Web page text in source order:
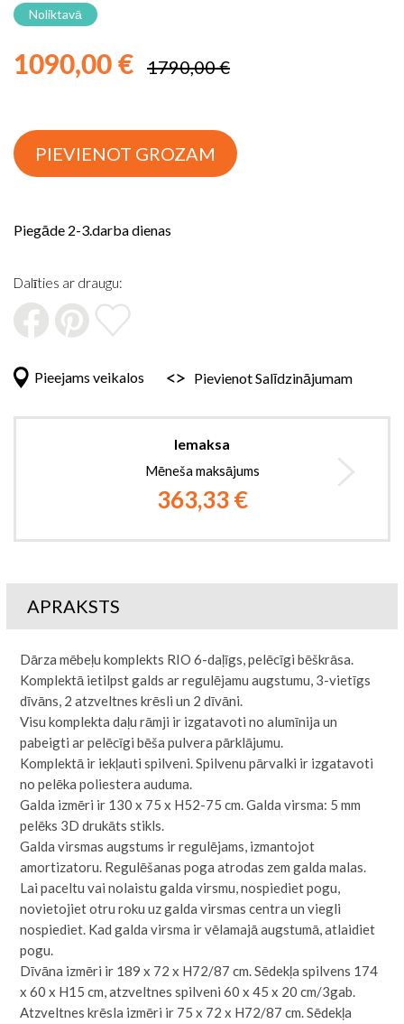
uz
galerijas
Noliktavā
1090,00 € 1790,00 €
PIEVIENOT GROZAM
Piegāde 2-3.darba dienas
Dalīties ar draugu:
Pieejams veikalos Pievienot Salīdzinājumam
Iemaksa
Mēneša maksājums
363,33 €
APRAKSTS
Dārza mēbeļu komplekts RIO 6-daļīgs, pelēcīgi bēškrāsa.
Komplektā ietilpst galds ar regulējamu augstumu, 3-vietīgs
dīvāns, 2 atzveltnes krēsli un 2 dīvāni.
Visu komplekta daļu rāmji ir izgatavoti no alumīnija un
pabeigti ar pelēcīgi bēša pulvera pārklājumu.
Komplektā ir iekļauti spilveni. Spilvenu pārvalki ir izgatavoti
no pelēka poliestera auduma.
Galda izmēri ir 130 x 75 x H52-75 cm. Galda virsma: 5 mm
pelēks 3D drukāts stikls.
Galda virsmas augstums ir regulējams, izmantojot
amortizatoru. Regulēšanas poga atrodas zem galda malas.
Lai paceltu vai nolaistu galda virsmu, nospiediet pogu,
novietojiet otru roku uz galda virsmas centra un viegli
nospiediet. Kad galda virsma ir vēlamajā augstumā, atlaidiet
pogu.
Dīvāna izmēri ir 189 x 72 x H72/87 cm. Sēdekļa spilvens 174
x 60 x H15 cm, atzveltnes spilveni 60 x 45 x 20 cm/3gab.
Atzveltnes krēsla izmēri ir 75 x 72 x H72/87 cm. Sēdekļa